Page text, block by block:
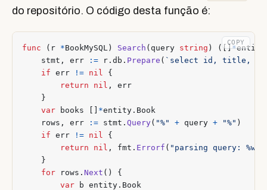
do repositório. O código desta função é:
func ( r *BookMySQL ) Search ( query string ) ([]*entity
stmt , err := r . db . Prepare ( `select id, title,
if err != nil
{
return
nil ,
err
}
var
books *entity . Book
rows , err := stmt . Query( "%" + query + "%" )
if err != nil
{
return
nil , fmt . Errorf ( "parsing query: %w"
}
for
rows . Next ()
{
var
b entity . Book
COPY